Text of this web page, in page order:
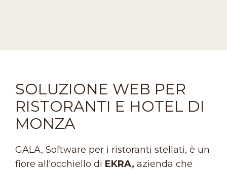
SOLUZIONE WEB PER
RISTORANTI E HOTEL DI
MONZA
GALA, Software per i ristoranti stellati, è un
fiore all'occhiello di EKRA, azienda che